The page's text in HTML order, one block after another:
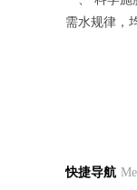
需水规律，
2016-05-27
快捷导航